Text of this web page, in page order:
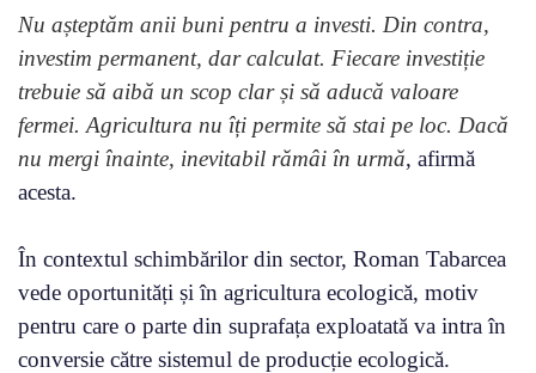
Nu așteptăm anii buni pentru a investi. Din contra,
investim permanent, dar calculat. Fiecare investiție
trebuie să aibă un scop clar și să aducă valoare
fermei. Agricultura nu îți permite să stai pe loc. Dacă
nu mergi înainte, inevitabil rămâi în urmă, afirmă
acesta.
În contextul schimbărilor din sector, Roman Tabarcea
vede oportunități și în agricultura ecologică, motiv
pentru care o parte din suprafața exploatată va intra în
conversie către sistemul de producție ecologică.